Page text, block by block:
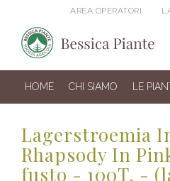
AREA OPERATORI
HOME CHI SIAMO LE
Lagerstroemia
Rhapsody In
fusto - 100T. -